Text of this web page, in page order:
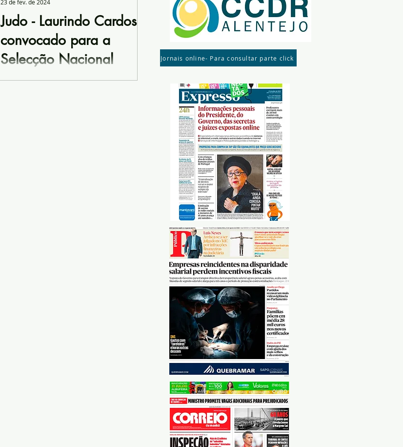
Judo - Laurindo Cardoso
convocado para a
Selecção Nacional
O Atleta arronchense Laurindo Cardoso
23 de fev. de 2024
Jornais online- Para consultar parte click